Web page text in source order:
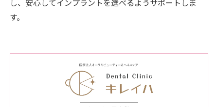
し、安心してインプラントを選べるようサポートしま
す。